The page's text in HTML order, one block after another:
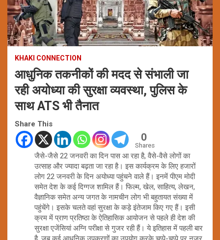
KHAKI CONNECTION
आधुनिक तकनीकों की मदद से संभाली जा
रही अयोध्या की सुरक्षा व्यवस्था, पुलिस के
साथ ATS भी तैनात
Share This
0
Shares
जैसे-जैसे 22 जनवरी का दिन पास आ रहा है, वैसे-वैसे लोगों का
उत्साह और ज्यादा बढ़ता जा रहा है। इस कार्यक्रम के लिए हजारों
लोग 22 जनवरी के दिन अयोध्या पहुंचने वाले हैं। इनमें पीएम मोदी
समेत देश के कई दिग्गज शामिल हैं। फिल्म, खेल, साहित्य, लेखन,
वैज्ञानिक समेत अन्य जगत के नामचीन लोग भी बहुतायत संख्या में
पहुंचेंगे। इसके चलते वहां सुरक्षा के कड़े इंतेजाम किए गए हैं। इसी
क्रम में प्राण प्रतिष्ठा के ऐतिहासिक आयोजन से पहले ही देश की
सुरक्षा एजेंसियां अग्नि परीक्षा से गुजर रही हैं। ये इतिहास में पहली बार